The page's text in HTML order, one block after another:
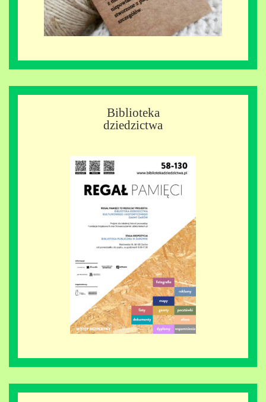
Biblioteka
dziedzictwa